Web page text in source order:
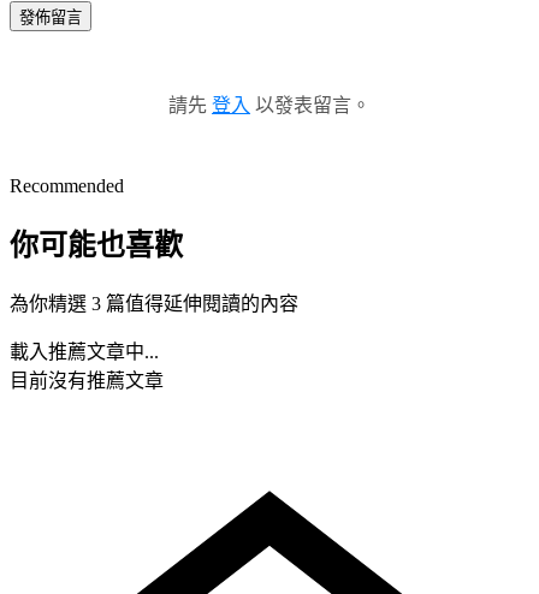
發佈留言
請先 登入 以發表留言。
Recommended
你可能也喜歡
為你精選 3 篇值得延伸閱讀的內容
載入推薦文章中...
目前沒有推薦文章